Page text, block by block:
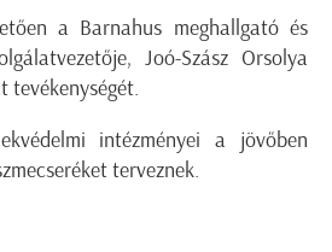
a Barnahus meghallgató és
Joó-Szász Orsolya
tevékenységét.
intézményei a jövőben
terveznek.